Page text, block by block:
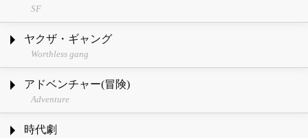
SF
ヤクザ・ギャング
Worthless gang
アドベンチャー(冒険)
Adventure
時代劇